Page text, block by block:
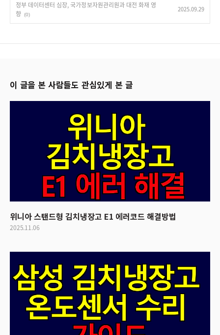
정부 데이터센터 심장, 국가정보자원관리원과 대전 화재 영
향 (0)
2025.09.29
이 글을 본 사람들도 관심있게 본 글
위니아 스탠드형 김치냉장고 E1 에러코드 해결방법
2025.11.06